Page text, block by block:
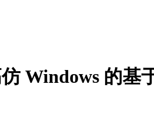
Windows 的基